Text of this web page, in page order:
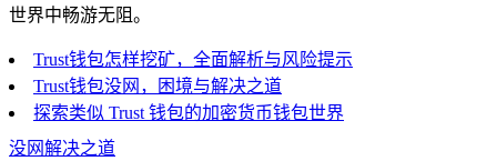
世界中畅游无阻。
Trust钱包怎样挖矿，全面解析与风险提示
Trust钱包没网，困境与解决之道
探索类似 Trust 钱包的加密货币钱包世界
没网解决之道